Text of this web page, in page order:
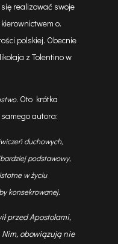
realizować swoje
o.
polskiej. Obecnie
z Tolentino w
. Oto krótka
autora:
duchowych,
podstawowy,
w życiu
konsekrowanej.
przed Apostołami,
obowiązują nie